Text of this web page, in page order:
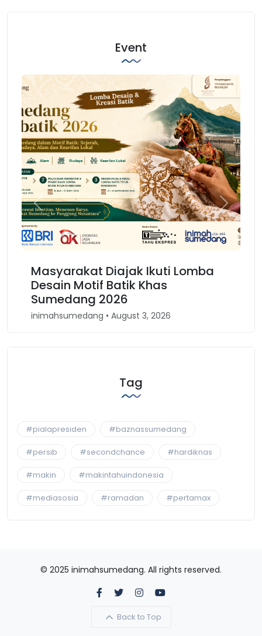
Event
Diajak Ikuti Lomba
Motif Batik Khas
2026
• August 3, 2026
Karnaval
Previous Next
Tag
#pialapresiden #baznassumedang
#persib #secondchance #hardiknas
#makin #makintahuindonesia
#mediasosia #ramadan #pertamax
© 2025 inimahsumedang. All rights reserved.
Back to Top